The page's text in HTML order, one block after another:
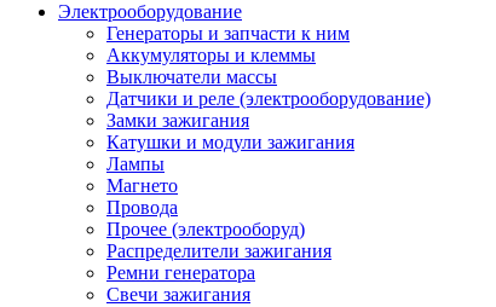
Электрооборудование
Генераторы и запчасти к ним
Аккумуляторы и клеммы
Выключатели массы
Датчики и реле (электрооборудование)
Замки зажигания
Катушки и модули зажигания
Лампы
Магнето
Провода
Прочее (электрооборуд)
Распределители зажигания
Ремни генератора
Свечи зажигания